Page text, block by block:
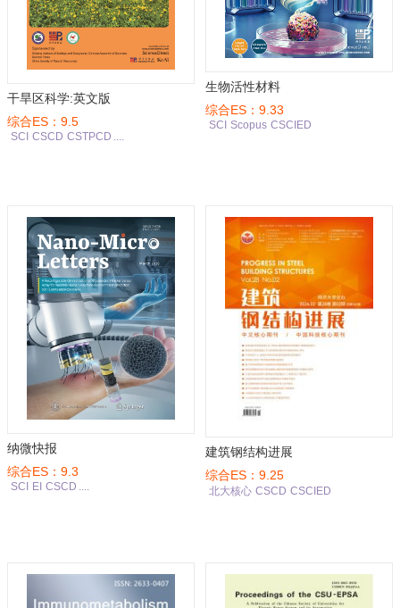
干旱区科学:英文版
综合ES：9.5
SCI CSCD CSTPCD ....
生物活性材料
综合ES：9.33
SCI Scopus CSCIED
纳微快报
综合ES：9.3
SCI EI CSCD ....
建筑钢结构进展
综合ES：9.25
北大核心 CSCD CSCIED